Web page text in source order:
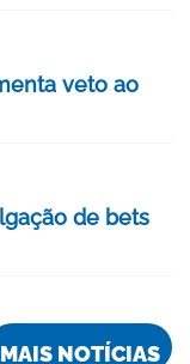
veto ao
de bets
MAIS NOTÍCIAS